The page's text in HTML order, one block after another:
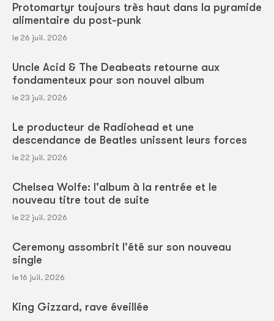
Protomartyr toujours très haut dans la pyramide
alimentaire du post-punk
le 26 juil. 2026
Uncle Acid & The Deabeats retourne aux
fondamenteux pour son nouvel album
le 23 juil. 2026
Le producteur de Radiohead et une
descendance de Beatles unissent leurs forces
le 22 juil. 2026
Chelsea Wolfe: l'album à la rentrée et le
nouveau titre tout de suite
le 22 juil. 2026
Ceremony assombrit l'été sur son nouveau
single
le 16 juil. 2026
King Gizzard, rave éveillée